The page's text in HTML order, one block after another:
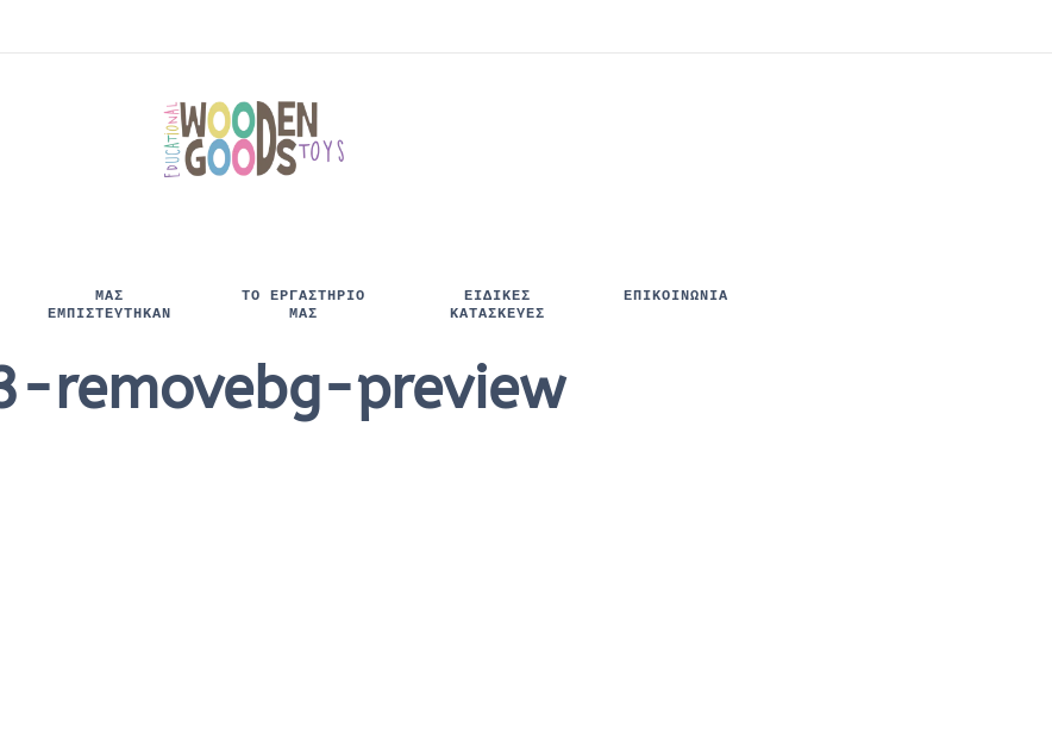
ΜΑΣ
ΕΜΠΙΣΤΕΥΤΉΚΑΝ
ΤΟ ΕΡΓΑΣΤΗΡΙΟ
ΜΑΣ
ΕΙΔΙΚΈΣ
ΚΑΤΑΣΚΕΥΈΣ
ΕΠΙΚΟΙΝΩΝΙΑ
removebg-preview